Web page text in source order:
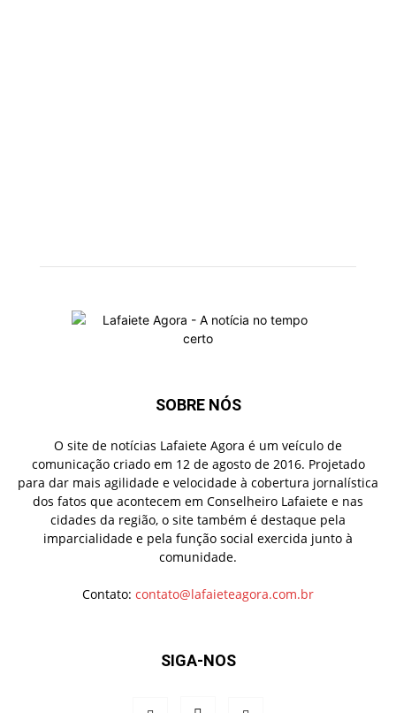
SOBRE NÓS
O site de notícias Lafaiete Agora é um veículo de
comunicação criado em 12 de agosto de 2016. Projetado
para dar mais agilidade e velocidade à cobertura jornalística
dos fatos que acontecem em Conselheiro Lafaiete e nas
cidades da região, o site também é destaque pela
imparcialidade e pela função social exercida junto à
comunidade.
Contato: contato@lafaieteagora.com.br
SIGA-NOS